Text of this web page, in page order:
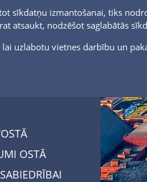
sīkdatņu izmantošanai, tiks
atsaukt, nodzēšot saglabātās
lai uzlabotu vietnes darbību un
OSTĀ